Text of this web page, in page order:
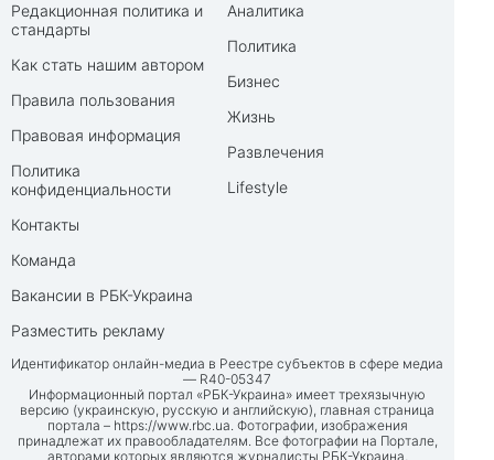
Редакционная политика и
стандарты
Как стать нашим автором
Правила пользования
Правовая информация
Политика
конфиденциальности
Контакты
Команда
Вакансии в РБК-Украина
Разместить рекламу
Аналитика
Политика
Бизнес
Жизнь
Развлечения
Lifestyle
Идентификатор онлайн-медиа в Реестре субъектов в сфере медиа
— R40-05347
Информационный портал «РБК-Украина» имеет трехязычную
версию (украинскую, русскую и английскую), главная страница
портала – https://www.rbc.ua. Фотографии, изображения
принадлежат их правообладателям. Все фотографии на Портале,
авторами которых являются журналисты РБК-Украина,